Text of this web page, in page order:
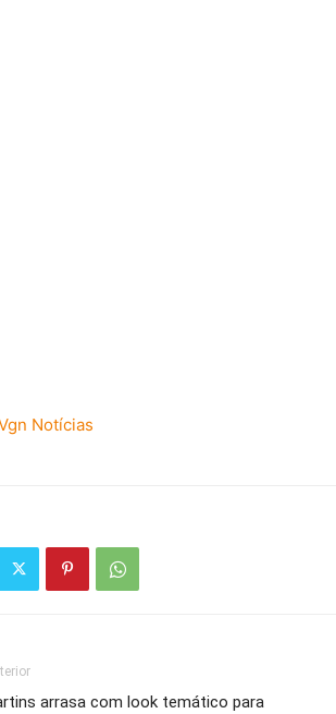
Notícias
arrasa com look temático para